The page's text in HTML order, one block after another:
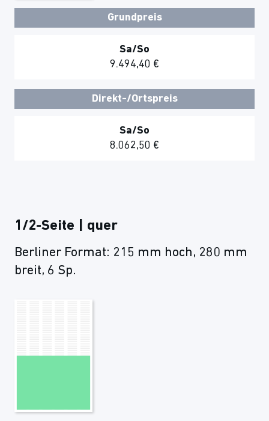
Grundpreis
Sa/So
9.494,40 €
Direkt-/Ortspreis
Sa/So
8.062,50 €
1/2-Seite | quer
Berliner Format: 215 mm hoch, 280 mm
breit, 6 Sp.